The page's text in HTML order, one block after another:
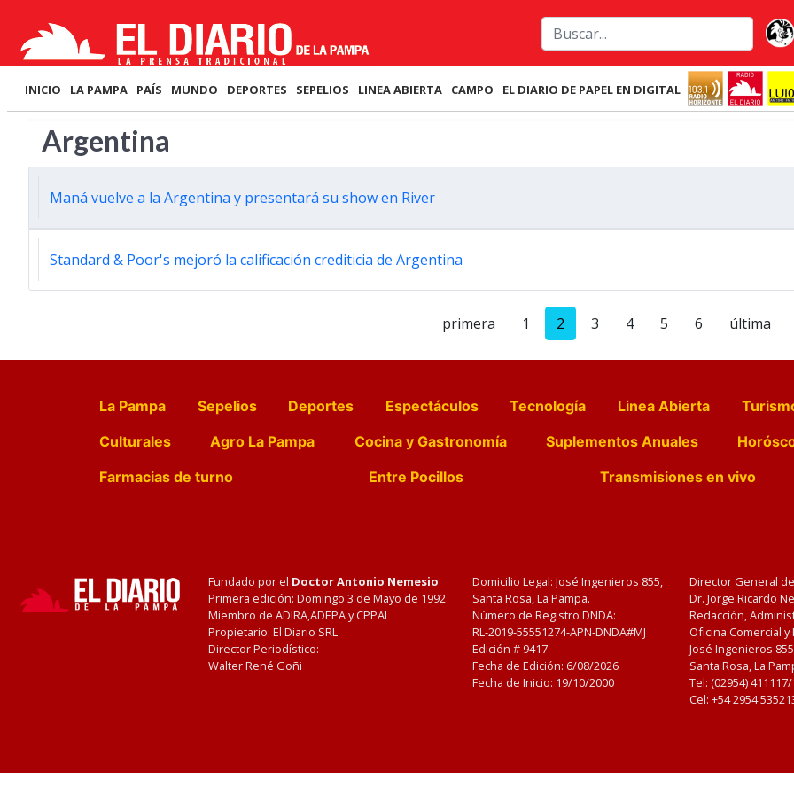
INICIO LA PAMPA PAÍS MUNDO DEPORTES SEPELIOS LINEA ABIERTA CAMPO EL DIARIO DE PAPEL EN DIGITAL
Argentina
Maná vuelve a la Argentina y presentará su show en River
Standard & Poor's mejoró la calificación crediticia de Argentina
primera 1 2 3 4 5 6 última
La Pampa Sepelios Deportes Espectáculos Tecnología Linea Abierta
Culturales
Agro La Pampa Cocina y Gastronomía Suplementos Anuales
Farmacias de turno
Entre Pocillos Transmisiones en vivo
Fundado por el Doctor Antonio Nemesio
Primera edición: Domingo 3 de Mayo de 1992
Miembro de ADIRA,ADEPA y CPPAL
Propietario: El Diario SRL
Director Periodístico:
Walter René Goñi
Domicilio Legal: José Ingenieros 855,
Santa Rosa, La Pampa.
Número de Registro DNDA:
RL-2019-55551274-APN-DNDA#MJ
Edición # 9417
Fecha de Edición: 6/08/2026
Fecha de Inicio: 19/10/2000
Director General
Dr. Jorge Ricardo
Redacción,
Oficina Comercial
José Ingenieros
Santa Rosa, La
Tel: (02954)
Cel: +54 2954